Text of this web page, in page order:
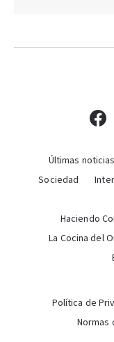
Últimas noticias
Sociedad
Haciendo
La Cocina del
Política de
Normas